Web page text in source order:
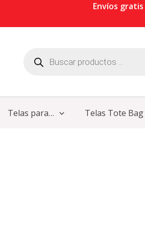
Envíos gratis
Telas para… Telas Tote Bag